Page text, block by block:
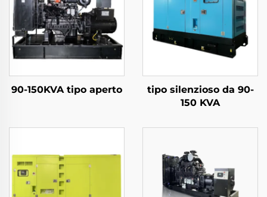
90-150KVA tipo aperto
tipo silenzioso da 90-
150 KVA